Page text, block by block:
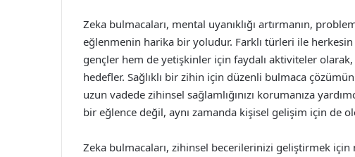
Zeka bulmacaları, mental uyanıklığı artırmanın,
eğlenmenin harika bir yoludur. Farklı türleri ile
gençler hem de yetişkinler için faydalı aktiviteler
hedefler. Sağlıklı bir zihin için düzenli bulmaca
uzun vadede zihinsel sağlamlığınızı korumanıza
bir eğlence değil, aynı zamanda kişisel gelişim için de
Zeka bulmacaları, zihinsel becerilerinizi geliştirmek